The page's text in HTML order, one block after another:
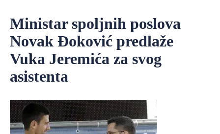
Ministar spoljnih poslova
Novak Đoković predlaže
Vuka Jeremića za svog
asistenta